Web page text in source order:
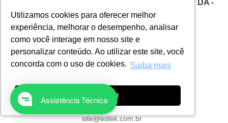
Utilizamos cookies para oferecer melhor
experiência, melhorar o desempenho, analisar
como você interage em nosso site e
personalizar conteúdo. Ao utilizar este site, você
concorda com o uso de cookies. Saiba mais
Ok, entendi!
OPTEK - IND, COM, IMP E EXP DE PROD MET LTDA -
EPP
Rua Guacari, 39- Vila São Geraldo, São Paulo-SP
CEP: 03607-060
CNPJ: 07.582.126/0001-60
Atendimento
(11) 2082-4050 | SAC/WhatsApp
Segunda á Sexta. Das 08:00 ás 18:00hrs.
site@estek.com.br
Assistência Técnica